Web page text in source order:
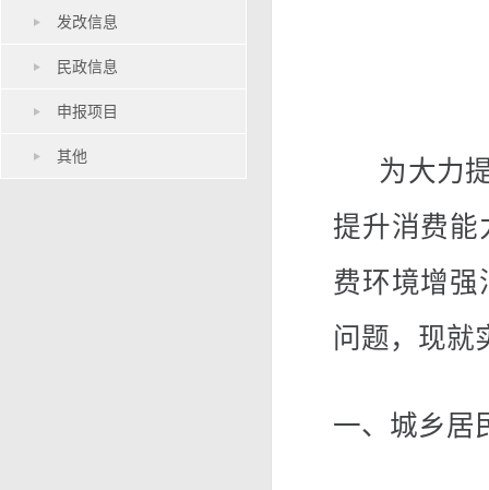
发改信息
民政信息
申报项目
其他
为大力提
提升消费能
费环境增强
问题，现就
一、城乡居